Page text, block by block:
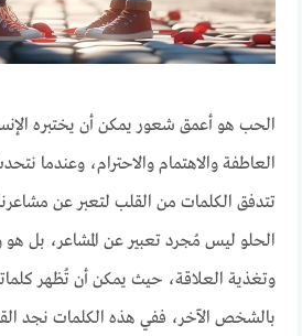
الحب هو أعمق شعور يمكن أن يختبره
العاطفة والاهتمام والاحترام، وعندما
تتدفق الكلمات من القلب لتعبر عن
الحلو ليس مُجرد تعبير عن المشاعر، بل هو
وتغذية العلاقة، حيث يمكن أن تُظهر
بالشخص الآخر، ففي هذه الكلمات نجد